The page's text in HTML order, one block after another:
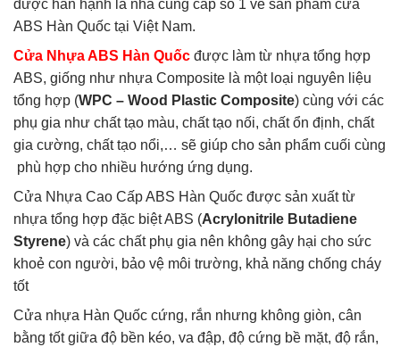
được hân hạnh là nhà cung cấp số 1 về sản phẩm cửa
ABS Hàn Quốc tại Việt Nam.
Cửa Nhựa ABS Hàn Quốc được làm từ nhựa tổng hợp
ABS, giống như nhựa Composite là một loại nguyên liệu
tổng hợp (WPC – Wood Plastic Composite) cùng với các
phụ gia như chất tạo màu, chất tạo nối, chất ổn định, chất
gia cường, chất tạo nổi,… sẽ giúp cho sản phẩm cuối cùng
phù hợp cho nhiều hướng ứng dụng.
Cửa Nhựa Cao Cấp ABS Hàn Quốc được sản xuất từ
nhựa tổng hợp đặc biệt ABS (Acrylonitrile Butadiene
Styrene) và các chất phụ gia nên không gây hại cho sức
khoẻ con người, bảo vệ môi trường, khả năng chống cháy
tốt
Cửa nhựa Hàn Quốc cứng, rắn nhưng không giòn, cân
bằng tốt giữa độ bền kéo, va đập, độ cứng bề mặt, độ rắn,